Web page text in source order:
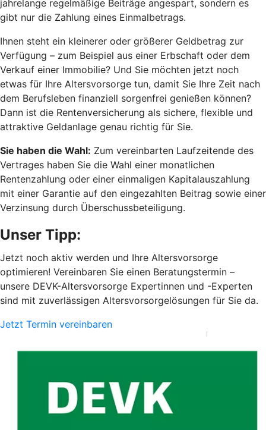
jahrelange regelmäßige Beiträge angespart, sondern es
gibt nur die Zahlung eines Einmalbetrags.
Ihnen steht ein kleinerer oder größerer Geldbetrag zur
Verfügung – zum Beispiel aus einer Erbschaft oder dem
Verkauf einer Immobilie? Und Sie möchten jetzt noch
etwas für Ihre Altersvorsorge tun, damit Sie Ihre Zeit nach
dem Berufsleben finanziell sorgenfrei genießen können?
Dann ist die Rentenversicherung als sichere, flexible und
attraktive Geldanlage genau richtig für Sie.
Sie haben die Wahl: Zum vereinbarten Laufzeitende des
Vertrages haben Sie die Wahl einer monatlichen
Rentenzahlung oder einer einmaligen Kapitalauszahlung
mit einer Garantie auf den eingezahlten Beitrag sowie einer
Verzinsung durch Überschussbeteiligung.
Unser Tipp:
Jetzt noch aktiv werden und Ihre Altersvorsorge
optimieren! Vereinbaren Sie einen Beratungstermin –
unsere DEVK-Altersvorsorge Expertinnen und -Experten
sind mit zuverlässigen Altersvorsorgelösungen für Sie da.
Jetzt Termin vereinbaren